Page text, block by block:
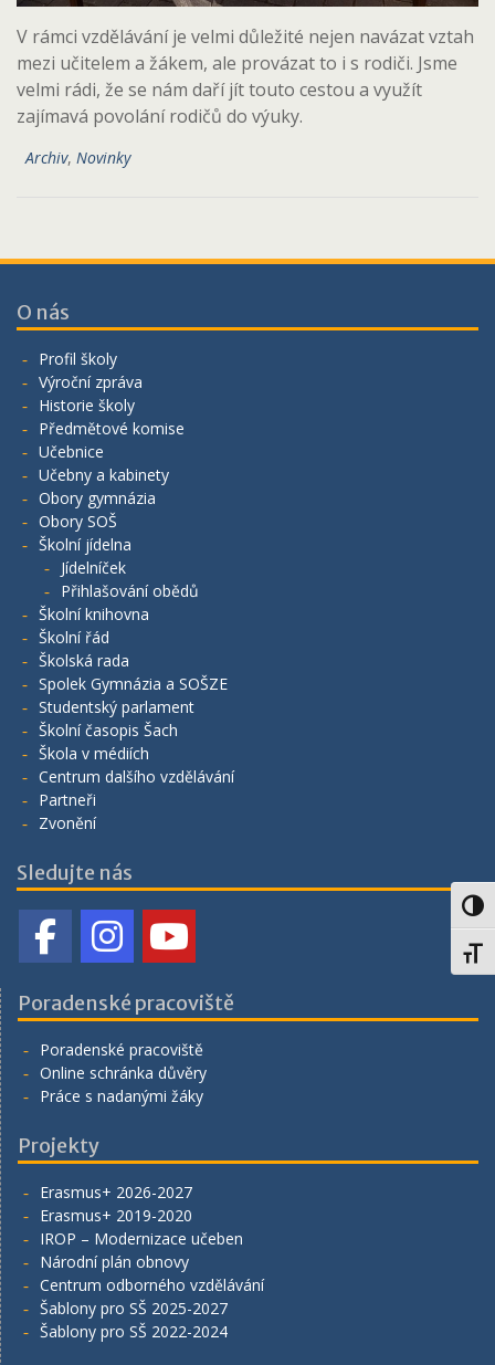
V rámci vzdělávání je velmi důležité nejen navázat vztah
mezi učitelem a žákem, ale provázat to i s rodiči. Jsme
velmi rádi, že se nám daří jít touto cestou a využít
zajímavá povolání rodičů do výuky.
Archiv, Novinky
O nás
Profil školy
Výroční zpráva
Historie školy
Předmětové komise
Učebnice
Učebny a kabinety
Obory gymnázia
Obory SOŠ
Školní jídelna
Jídelníček
Přihlašování obědů
Školní knihovna
Školní řád
Školská rada
Spolek Gymnázia a SOŠZE
Studentský parlament
Školní časopis Šach
Škola v médiích
Centrum dalšího vzdělávání
Partneři
Zvonění
Sledujte nás
Poradenské pracoviště
Poradenské pracoviště
Online schránka důvěry
Práce s nadanými žáky
Projekty
Erasmus+ 2026-2027
Erasmus+ 2019-2020
IROP – Modernizace učeben
Národní plán obnovy
Centrum odborného vzdělávání
Šablony pro SŠ 2025-2027
Šablony pro SŠ 2022-2024